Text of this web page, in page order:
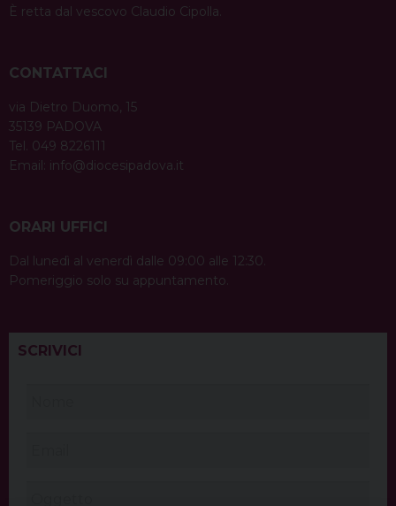
È retta dal vescovo Claudio Cipolla.
CONTATTACI
via Dietro Duomo, 15
35139 PADOVA
Tel. 049 8226111
Email: info@diocesipadova.it
ORARI UFFICI
Dal lunedì al venerdì dalle 09:00 alle 12:30.
Pomeriggio solo su appuntamento.
SCRIVICI